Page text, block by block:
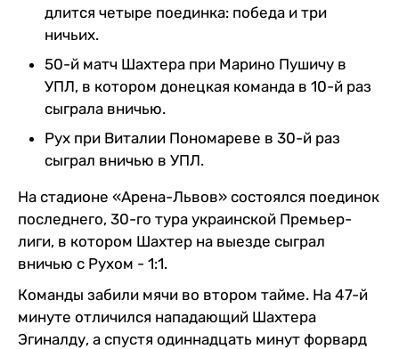
длится четыре поединка: победа и три
ничьих.
50-й матч Шахтера при Марино Пушичу в
УПЛ, в котором донецкая команда в 10-й раз
сыграла вничью.
Рух при Виталии Пономареве в 30-й раз
сыграл вничью в УПЛ.
На стадионе «Арена-Львов» состоялся поединок
последнего, 30-го тура украинской Премьер-
лиги, в котором Шахтер на выезде сыграл
вничью с Рухом - 1:1.
Команды забили мячи во втором тайме. На 47-й
минуте отличился нападающий Шахтера
Эгиналду, а спустя одиннадцать минут форвард